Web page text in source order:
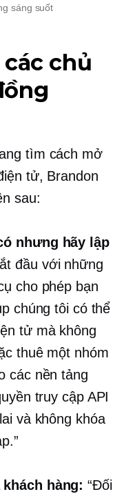
sáng suốt
chủ
tìm cách mở
tử, Brandon
sau:
nhưng hãy lập
đầu với những
cho phép bạn
chúng tôi có thể
tử mà không
thuê một nhóm
các nền tảng
truy cập API
và không khóa
hàng: “Đối